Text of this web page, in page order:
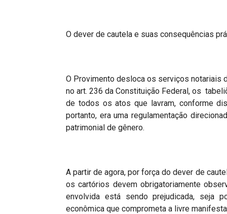
O dever de cautela e suas consequências
O Provimento desloca os serviços notariais
no art. 236 da Constituição Federal, os
de todos os atos que lavram, conforme
portanto, era uma regulamentação
patrimonial de gênero.
A partir de agora, por força do dever de
os cartórios devem obrigatoriamente
envolvida está sendo prejudicada, seja
econômica que comprometa a livre